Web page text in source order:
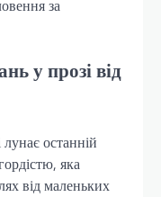
за
у прозі від
останній
яка
від маленьких